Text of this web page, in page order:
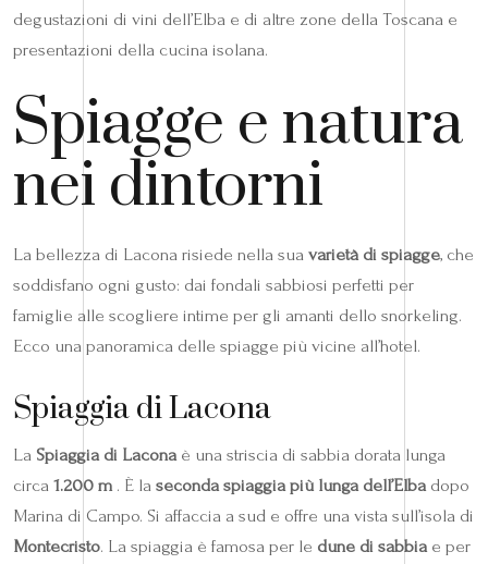
degustazioni di vini dell’Elba e di altre zone della Toscana e
presentazioni della cucina isolana.
Spiagge e natura
nei dintorni
La bellezza di Lacona risiede nella sua varietà di spiagge, che
soddisfano ogni gusto: dai fondali sabbiosi perfetti per
famiglie alle scogliere intime per gli amanti dello snorkeling.
Ecco una panoramica delle spiagge più vicine all’hotel.
Spiaggia di Lacona
La Spiaggia di Laconaè una striscia di sabbia dorata lunga
circa 1.200 m . È la seconda spiaggia più lunga dell’Elbadopo
Marina di Campo. Si affaccia a sud e offre una vista sull’isola di
Montecristo. La spiaggia è famosa per le dune di sabbiae per